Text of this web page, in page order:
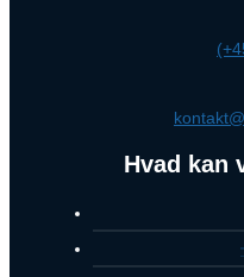
Hvad kan